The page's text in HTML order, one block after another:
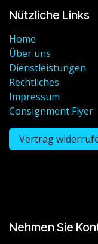
Nützliche Links
Home
Über uns
Dienstleistungen
Rechtliches
Impressum
Consignment Flyer
Vertrag
Nehmen Sie